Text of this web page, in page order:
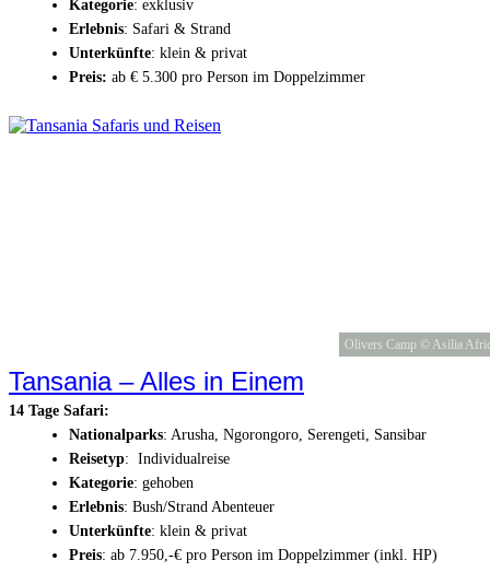
Kategorie: exklusiv
Erlebnis: Safari & Strand
Unterkünfte: klein & privat
Preis: ab € 5.300 pro Person im Doppelzimmer
Olivers Camp © Asilia
Tansania – Alles in Einem
14 Tage Safari:
Nationalparks: Arusha, Ngorongoro, Serengeti, Sansibar
Reisetyp: Individualreise
Kategorie: gehoben
Erlebnis: Bush/Strand Abenteuer
Unterkünfte: klein & privat
Preis: ab 7.950,-€ pro Person im Doppelzimmer (inkl. HP)